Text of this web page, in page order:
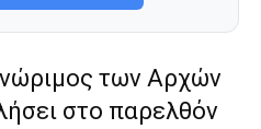
των Αρχών
στο παρελθόν